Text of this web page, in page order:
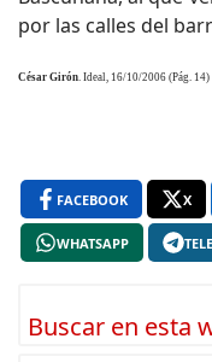
por las calles del
César Girón. Ideal, 16/10/2006 (Pág. 14)
FACEBOOK X
WHATSAPP
Buscar en esta